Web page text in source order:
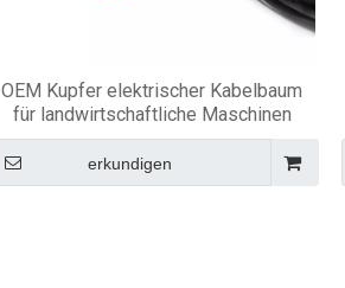
OEM Kupfer elektrischer Kabelbaum
für landwirtschaftliche Maschinen
erkundigen